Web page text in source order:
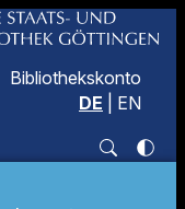
Bibliothekskonto
DE
EN